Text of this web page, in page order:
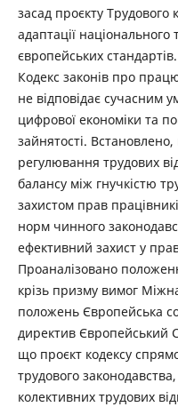
засад проєкту Трудового
адаптації
європейських
Кодекс законів про
не відповідає сучасним
цифрової економіки та
зайнятості.
регулювання трудових
балансу між гнучкістю
захистом прав
норм чинного
ефективний захист у
Проаналізовано
крізь призму вимог
положень Європейська
директив Європейський
що проєкт кодексу
трудового
колективних трудових